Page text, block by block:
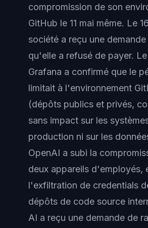
compromission de son
GitHub le 11 mai même. Le
société a reçu une
qu'elle a refusé de payer. Le
Grafana a confirmé que le
limitait à l'environnement
(dépôts publics et privés,
sans impact sur les
production ni sur les
OpenAI a subi la
deux appareils d'employés,
l'exfiltration de credentials
dépôts de code source
AI a reçu une demande de